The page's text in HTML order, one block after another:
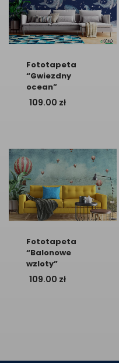
Fototapeta
“Gwiezdny
ocean”
109.00 zł
Fototapeta
“Balonowe
wzloty”
109.00 zł